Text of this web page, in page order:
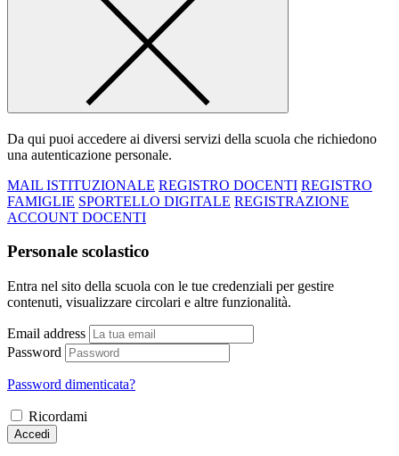
Da qui puoi accedere ai diversi servizi della scuola che richiedono
una autenticazione personale.
MAIL ISTITUZIONALE REGISTRO DOCENTI REGISTRO
FAMIGLIE SPORTELLO DIGITALE REGISTRAZIONE
ACCOUNT DOCENTI
Personale scolastico
Entra nel sito della scuola con le tue credenziali per gestire
contenuti, visualizzare circolari e altre funzionalità.
Email address
Password
Password dimenticata?
Ricordami
Accedi